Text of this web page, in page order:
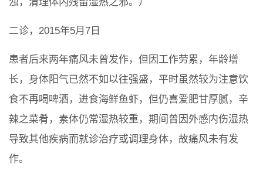
二诊，2015年5月7日
患者后来两年痛风未曾发作，但因工作劳累，年龄增
长，身体阳气已然不如以往强盛，平时虽然较为注意饮
食不再喝啤酒，进食海鲜鱼虾，但仍喜爱肥甘厚腻，辛
辣之菜肴，素体仍常湿热较重，期间曾因外感内伤湿热
导致其他疾病而就诊治疗或调理身体，故痛风未有发
作。